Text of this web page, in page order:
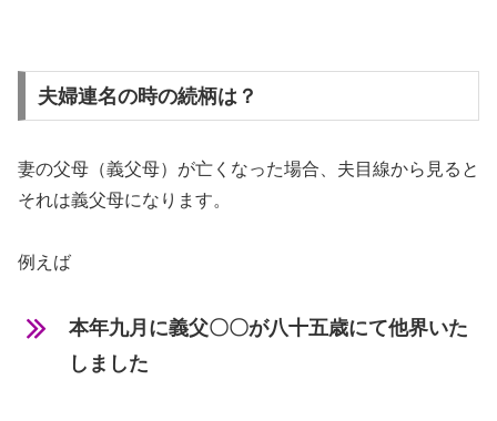
夫婦連名の時の続柄は？
妻の父母（義父母）が亡くなった場合、夫目線から見ると
それは義父母になります。
例えば
本年九月に義父〇〇が八十五歳にて他界いた
しました